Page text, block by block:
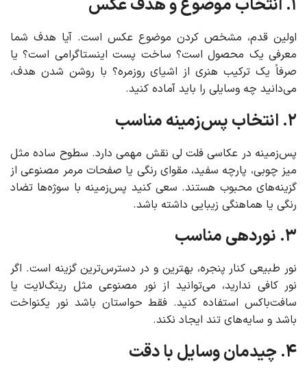
۱. انتخاب موضوع و هدف عکس
اولین قدم، مشخص کردن موضوع عکس است. آیا هدف شما
معرفی یک محصول است؟ ساخت پست اینستاگرامی است؟ یا
صرفاً یک ترکیب هنری از اشیای روزمره؟ با روشن شدن هدف،
می‌دانید چه وسایلی را باید آماده کنید.
۲. انتخاب پس‌زمینه مناسب
پس‌زمینه در عکاسی فلت لی نقش مهمی دارد. سطوح ساده مثل
میز چوبی، پارچه سفید، مقوای رنگی یا صفحات مرمر مصنوعی از
گزینه‌های محبوب هستند. سعی کنید پس‌زمینه با سوژه‌ها تضاد
رنگی یا هماهنگی زیبایی داشته باشد.
۳. نوردهی مناسب
نور طبیعی کنار پنجره، بهترین و در دسترس‌ترین گزینه است. اگر
نور کافی ندارید، می‌توانید از نور مصنوعی مثل رینگ‌لایت یا
سافت‌باکس استفاده کنید. فقط حواستان باشد نور یکنواخت
باشد و سایه‌های تند ایجاد نکند.
۴. چیدمان وسایل با دقت